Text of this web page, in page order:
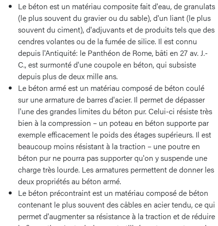
Le béton est un matériau composite fait d'eau, de granulats
(le plus souvent du gravier ou du sable), d'un liant (le plus
souvent du ciment), d'adjuvants et de produits tels que des
cendres volantes ou de la fumée de silice. Il est connu
depuis l'Antiquité: le Panthéon de Rome, bâti en 27 av. J.-
C., est surmonté d'une coupole en béton, qui subsiste
depuis plus de deux mille ans.
Le béton armé est un matériau composé de béton coulé
sur une armature de barres d'acier. Il permet de dépasser
l'une des grandes limites du béton pur. Celui-ci résiste très
bien à la compression – un poteau en béton supporte par
exemple efficacement le poids des étages supérieurs. Il est
beaucoup moins résistant à la traction – une poutre en
béton pur ne pourra pas supporter qu'on y suspende une
charge très lourde. Les armatures permettent de donner les
deux propriétés au béton armé.
Le béton précontraint est un matériau composé de béton
contenant le plus souvent des câbles en acier tendu, ce qui
permet d'augmenter sa résistance à la traction et de réduire